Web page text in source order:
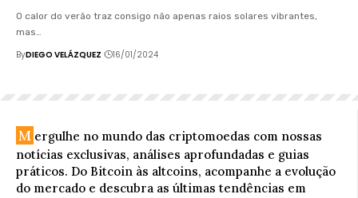
O calor do verão traz consigo não apenas raios solares vibrantes,
mas…
ByDIEGO VELÁZQUEZ 16/01/2024
M ergulhe no mundo das criptomoedas com nossas
notícias exclusivas, análises aprofundadas e guias
práticos. Do Bitcoin às altcoins, acompanhe a evolução
do mercado e descubra as últimas tendências em